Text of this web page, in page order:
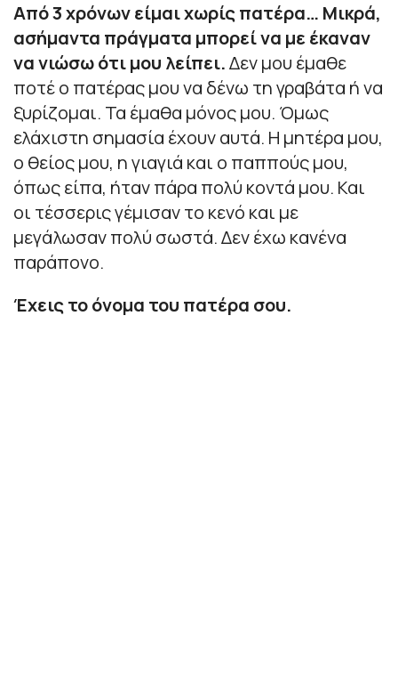
Από 3 χρόνων είμαι χωρίς πατέρα… Μικρά,
ασήμαντα πράγματα μπορεί να με έκαναν
να νιώσω ότι μου λείπει.Δεν μου έμαθε
ποτέ ο πατέρας μου να δένω τη γραβάτα ή να
ξυρίζομαι. Τα έμαθα μόνος μου. Όμως
ελάχιστη σημασία έχουν αυτά. Η μητέρα μου,
ο θείος μου, η γιαγιά και ο παππούς μου,
όπως είπα, ήταν πάρα πολύ κοντά μου. Και
οι τέσσερις γέμισαν το κενό και με
μεγάλωσαν πολύ σωστά. Δεν έχω κανένα
παράπονο.
Έχεις το όνομα του πατέρα σου.